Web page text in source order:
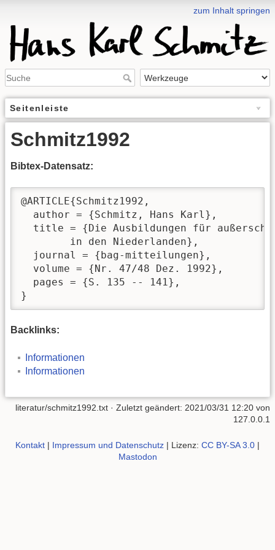
zum Inhalt springen
Seitenleiste
Schmitz1992
Bibtex-Datensatz:
@ARTICLE{Schmitz1992,
  author = {Schmitz, Hans Karl},
title = {Die Ausbildungen für
  journal = {bag-mitteilungen},
  volume = {Nr. 47/48 Dez. 1992},
  pages = {S. 135 -- 141},
}
Backlinks:
Informationen
Informationen
literatur/schmitz1992.txt · Zuletzt geändert: 2021/03/31 12:20 von
127.0.0.1
Kontakt | Impressum und Datenschutz | Lizenz: CC BY-SA 3.0 |
Mastodon